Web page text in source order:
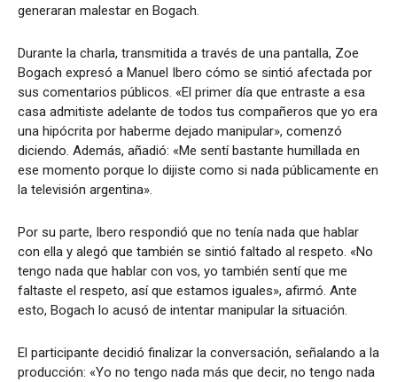
generaran malestar en Bogach.
Durante la charla, transmitida a través de una pantalla, Zoe
Bogach expresó a Manuel Ibero cómo se sintió afectada por
sus comentarios públicos. «El primer día que entraste a esa
casa admitiste adelante de todos tus compañeros que yo era
una hipócrita por haberme dejado manipular», comenzó
diciendo. Además, añadió: «Me sentí bastante humillada en
ese momento porque lo dijiste como si nada públicamente en
la televisión argentina».
Por su parte, Ibero respondió que no tenía nada que hablar
con ella y alegó que también se sintió faltado al respeto. «No
tengo nada que hablar con vos, yo también sentí que me
faltaste el respeto, así que estamos iguales», afirmó. Ante
esto, Bogach lo acusó de intentar manipular la situación.
El participante decidió finalizar la conversación, señalando a la
producción: «Yo no tengo nada más que decir, no tengo nada